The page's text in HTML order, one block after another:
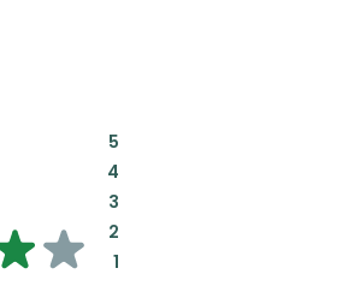
5:
4:
3:
2:
1: